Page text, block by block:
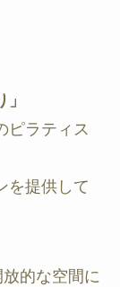
ピラティス
を提供して
的な空間に